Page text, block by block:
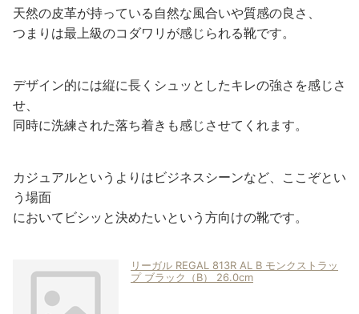
天然の皮革が持っている自然な風合いや質感の良さ、
つまりは最上級のコダワリが感じられる靴です。
デザイン的には縦に長くシュッとしたキレの強さを感じさ
せ、
同時に洗練された落ち着きも感じさせてくれます。
カジュアルというよりはビジネスシーンなど、ここぞとい
う場面
においてビシッと決めたいという方向けの靴です。
リーガル REGAL 813R AL B モンクストラッ
プ ブラック（B） 26.0cm